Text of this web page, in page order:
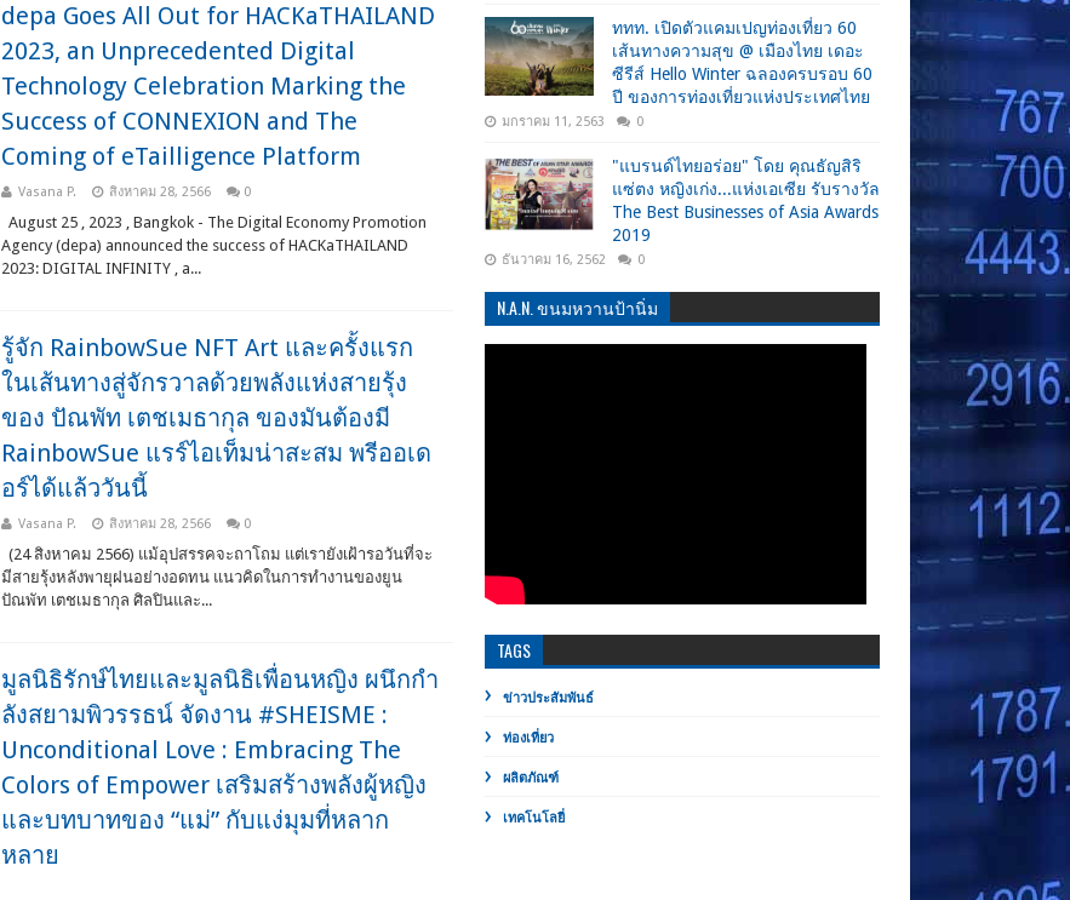
depa Goes All Out for HACKaTHAILAND
2023, an Unprecedented Digital
Technology Celebration Marking the
Success of CONNEXION and The
Coming of eTailligence Platform
Vasana P. สิงหาคม 28, 2566 0
August 25 , 2023 , Bangkok - The Digital Economy Promotion
Agency (depa) announced the success of HACKaTHAILAND
2023: DIGITAL INFINITY , a...
รู้จัก RainbowSue NFT Art และครั้งแรก
ในเส้นทางสู่จักรวาลด้วยพลังแห่งสายรุ้ง
ของ ปัณพัท เตชเมธากุล ของมันต้องมี
RainbowSue แรร์ไอเท็มน่าสะสม พรีออเด
อร์ได้แล้ววันนี้
Vasana P. สิงหาคม 28, 2566 0
(24 สิงหาคม 2566) แม้อุปสรรคจะถาโถม แต่เรายังเฝ้ารอวันที่จะ
มีสายรุ้งหลังพายุฝนอย่างอดทน แนวคิดในการทำงานของยูน
ปัณพัท เตชเมธากุล ศิลปินและ...
มูลนิธิรักษ์ไทยและมูลนิธิเพื่อนหญิง ผนึกกำ
ลังสยามพิวรรธน์ จัดงาน #SHEISME :
Unconditional Love : Embracing The
Colors of Empower เสริมสร้างพลังผู้หญิง
และบทบาทของ “แม่” กับแง่มุมที่หลาก
หลาย
ททท. เปิดตัวแคมเปญท่องเที่ยว 60
เส้นทางความสุข @ เมืองไทย เดอะ
ซีรีส์ Hello Winter ฉลองครบรอบ 60
ปี ของการท่องเที่ยวแห่งประเทศไทย
มกราคม 11, 2563 0
"แบรนด์ไทยอร่อย" โดย คุณธัญสิริ
แซ่ตง หญิงเก่ง...แห่งเอเซีย รับรางวัล
The Best Businesses of Asia Awards
2019
ธันวาคม 16, 2562 0
N.A.N. ขนมหวานป้านิ่ม
TAGS
ข่าวประสัมพันธ์
ท่องเที่ยว
ผลิตภัณฑ์
เทคโนโลยี่